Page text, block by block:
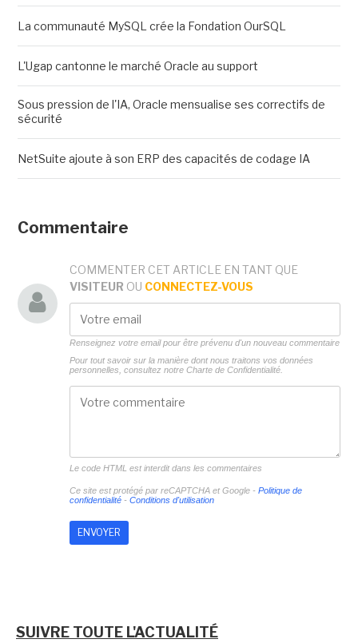
La communauté MySQL crée la Fondation OurSQL
L'Ugap cantonne le marché Oracle au support
Sous pression de l'IA, Oracle mensualise ses correctifs de
sécurité
NetSuite ajoute à son ERP des capacités de codage IA
Commentaire
COMMENTER CET ARTICLE EN TANT QUE
VISITEUR OU CONNECTEZ-VOUS
Renseignez votre email pour être prévenu d'un nouveau commentaire
Pour tout savoir sur la manière dont nous traitons vos données
personnelles, consultez notre Charte de Confidentialité.
Le code HTML est interdit dans les commentaires
Ce site est protégé par reCAPTCHA et Google - Politique de
confidentialité- Conditions d'utilisation
SUIVRE TOUTE L'ACTUALITÉ